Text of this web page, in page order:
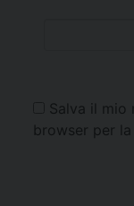
Salva il mio
browser per